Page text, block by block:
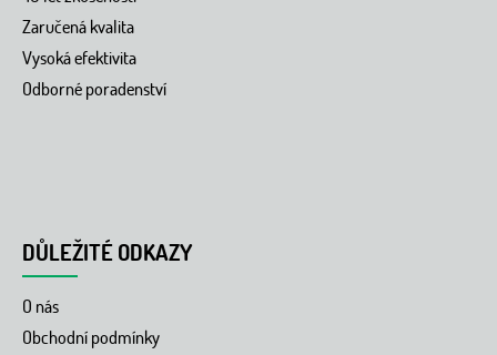
Zaručená kvalita
Vysoká efektivita
Odborné poradenství
DŮLEŽITÉ ODKAZY
O nás
Obchodní podmínky